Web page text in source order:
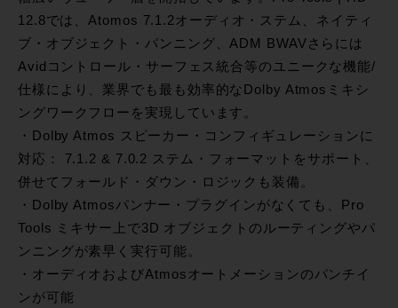
12.8では、Atomos 7.1.2オーディオ・ステム、ネイティ
ブ・オブジェクト・パンニング、ADM BWAVさらには
Avidコントロール・サーフェス統合等のユニークな機能/
仕様により、業界でも最も効率的なDolby Atmosミキシ
ングワークフローを実現しています。
・Dolby Atmos スピーカー・コンフィギュレーションに
対応： 7.1.2 & 7.0.2 ステム・フォーマットをサポート、
併せてフォールド・ダウン・ロジックも装備。
・Dolby Atmosパンナー・プラグインがなくても、Pro
Tools ミキサー上で3D オブジェクトのルーティングやパ
ンニングが素早く実行可能。
・オーディオおよびAtmosオートメーションのパンチイ
ンが可能